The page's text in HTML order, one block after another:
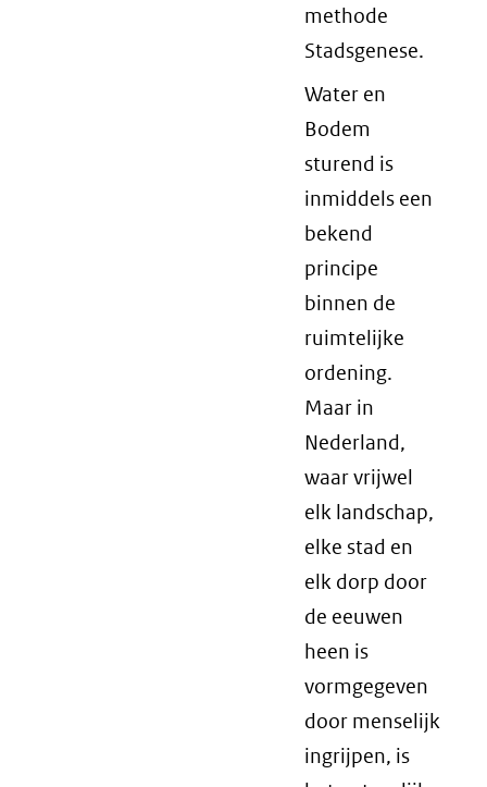
methode
Stadsgenese.
Water en
Bodem
sturend is
inmiddels een
bekend
principe
binnen de
ruimtelijke
ordening.
Maar in
Nederland,
waar vrijwel
elk landschap,
elke stad en
elk dorp door
de eeuwen
heen is
vormgegeven
door menselijk
ingrijpen, is